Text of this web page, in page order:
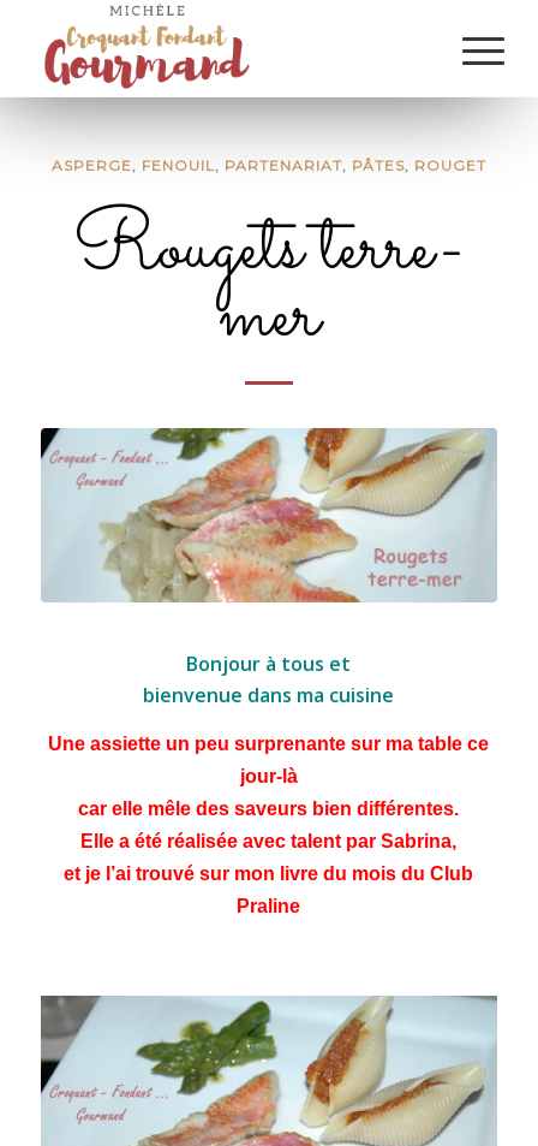
ASPERGE, FENOUIL, PARTENARIAT, PÂTES, ROUGET
Rougets terre-
mer
Bonjour à tous et
bienvenue dans ma cuisine
Une assiette un peu surprenante sur ma table ce
jour-là
car elle mêle des saveurs bien différentes.
Elle a été réalisée avec talent par Sabrina,
et je l’ai trouvé sur mon livre du mois du Club
Praline